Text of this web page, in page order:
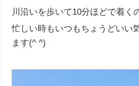
川沿いを歩いて10分ほどで着く
忙しい時もいつもちょうどいい
ます(^ ^)